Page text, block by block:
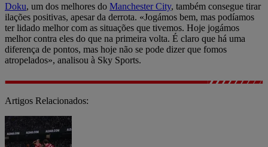
Doku, um dos melhores do Manchester City, também consegue tirar
ilações positivas, apesar da derrota. «Jogámos bem, mas podíamos
ter lidado melhor com as situações que tivemos. Hoje jogámos
melhor contra eles do que na primeira volta. É claro que há uma
diferença de pontos, mas hoje não se pode dizer que fomos
atropelados», analisou à Sky Sports.
Artigos Relacionados: